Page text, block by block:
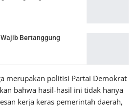
Wajib Bertanggung
merupakan politisi Partai Demokrat
bahwa hasil-hasil ini tidak hanya
kerja keras pemerintah daerah,